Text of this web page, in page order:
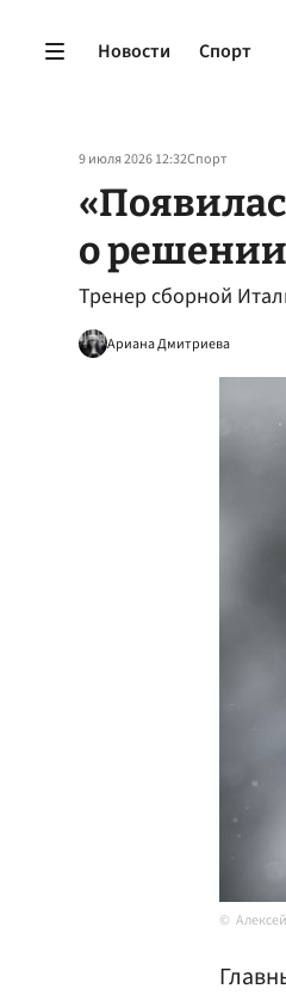
Новости Спорт
9 июля 2026 12:32Спорт
о
Тренер сборной
Ариана Дмитриева